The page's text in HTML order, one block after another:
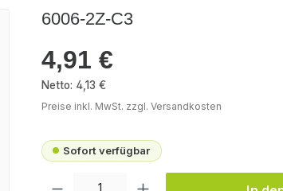
6006-2Z-C3
Regulärer Preis:
4,91 €
Netto: 4,13 €
Preise inkl. MwSt. zzgl. Versandkosten
Sofort verfügbar
Produkt Anzahl: Gib den gewünschten